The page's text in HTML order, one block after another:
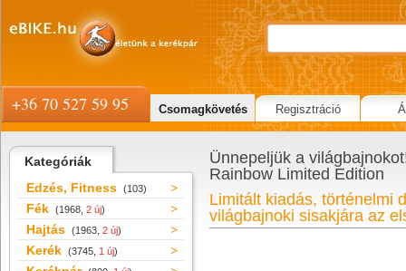
Kategóriák
Edzés, Fitness (103)
Fék (1968, 2 új)
Hajtás (1963, 2 új)
Kerék (3745, 1 új)
Ünnepeljük a
Rainbow Limited Edition
Limitált kiadás, történelmi
világbajnoki sisakjára az
+36 70 527 59 95 Csomagkövetés Regisztráció